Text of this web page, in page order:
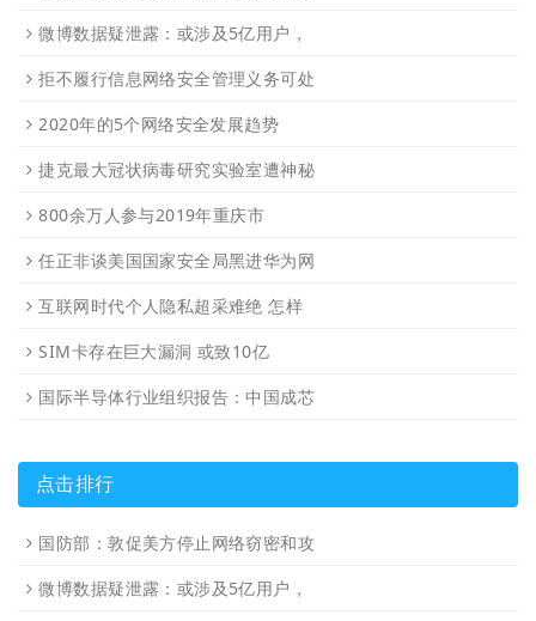
微博数据疑泄露：或涉及5亿用户，
拒不履行信息网络安全管理义务可处
2020年的5个网络安全发展趋势
捷克最大冠状病毒研究实验室遭神秘
800余万人参与2019年重庆市
任正非谈美国国家安全局黑进华为网
互联网时代个人隐私超采难绝 怎样
SIM卡存在巨大漏洞 或致10亿
国际半导体行业组织报告：中国成芯
点击排行
国防部：敦促美方停止网络窃密和攻
微博数据疑泄露：或涉及5亿用户，